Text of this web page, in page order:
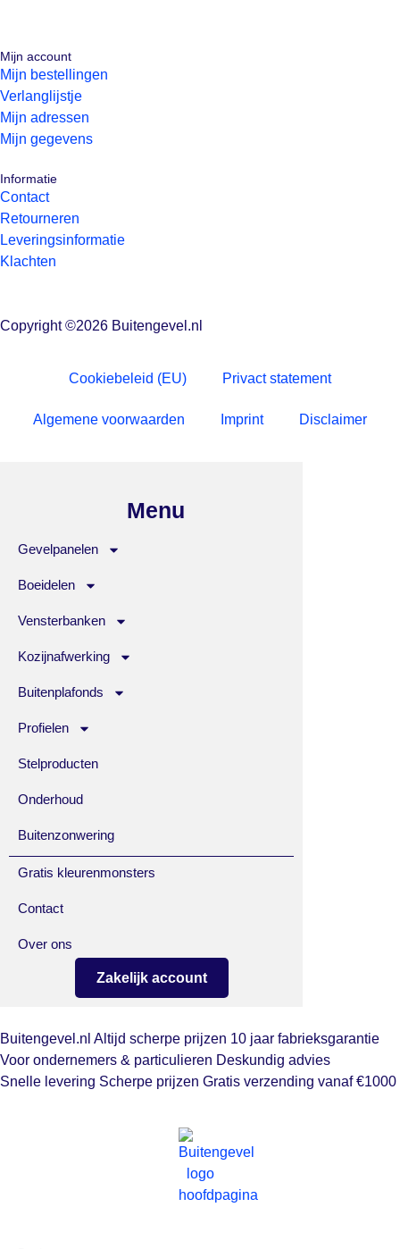
Mijn account
Mijn bestellingen
Verlanglijstje
Mijn adressen
Mijn gegevens
Informatie
Contact
Retourneren
Leveringsinformatie
Klachten
Copyright ©2026 Buitengevel.nl
Cookiebeleid (EU) Privact statement
Algemene voorwaarden Imprint Disclaimer
Menu
Gevelpanelen
Boeidelen
Vensterbanken
Kozijnafwerking
Buitenplafonds
Profielen
Stelproducten
Onderhoud
Buitenzonwering
Gratis kleurenmonsters
Contact
Over ons
Zakelijk account
Buitengevel.nl Altijd scherpe prijzen 10 jaar fabrieksgarantie
Voor ondernemers & particulieren Deskundig advies
Snelle levering Scherpe prijzen Gratis verzending vanaf €1000